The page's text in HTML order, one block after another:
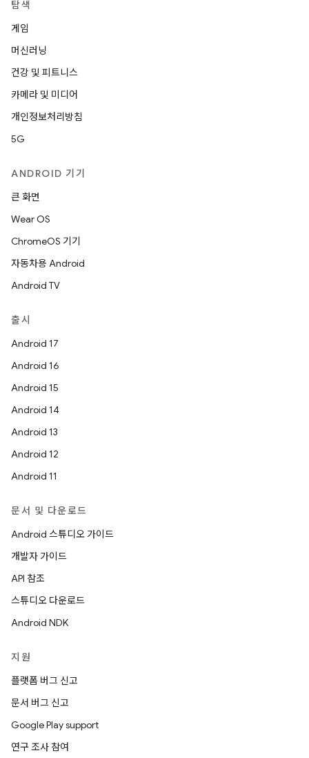
탐색
게임
머신러닝
건강 및 피트니스
카메라 및 미디어
개인정보처리방침
5G
ANDROID 기기
큰 화면
Wear OS
ChromeOS 기기
자동차용 Android
Android TV
출시
Android 17
Android 16
Android 15
Android 14
Android 13
Android 12
Android 11
문서 및 다운로드
Android 스튜디오 가이드
개발자 가이드
API 참조
스튜디오 다운로드
Android NDK
지원
플랫폼 버그 신고
문서 버그 신고
Google Play support
연구 조사 참여